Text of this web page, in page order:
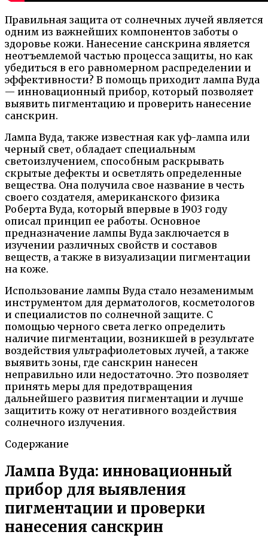
Правильная защита от солнечных лучей является
одним из важнейших компонентов заботы о
здоровье кожи. Нанесение санскрина является
неотъемлемой частью процесса защиты, но как
убедиться в его равномерном распределении и
эффективности? В помощь приходит лампа Вуда
— инновационный прибор, который позволяет
выявить пигментацию и проверить нанесение
санскрин.
Лампа Вуда, также известная как уф-лампа или
черный свет, обладает специальным
светоизлучением, способным раскрывать
скрытые дефекты и осветлять определенные
вещества. Она получила свое название в честь
своего создателя, американского физика
Роберта Вуда, который впервые в 1903 году
описал принцип ее работы. Основное
предназначение лампы Вуда заключается в
изучении различных свойств и составов
веществ, а также в визуализации пигментации
на коже.
Использование лампы Вуда стало незаменимым
инструментом для дерматологов, косметологов
и специалистов по солнечной защите. С
помощью черного света легко определить
наличие пигментации, возникшей в результате
воздействия ультрафиолетовых лучей, а также
выявить зоны, где санскрин нанесен
неправильно или недостаточно. Это позволяет
принять меры для предотвращения
дальнейшего развития пигментации и лучше
защитить кожу от негативного воздействия
солнечного излучения.
Содержание
Лампа Вуда: инновационный
прибор для выявления
пигментации и проверки
нанесения санскрин